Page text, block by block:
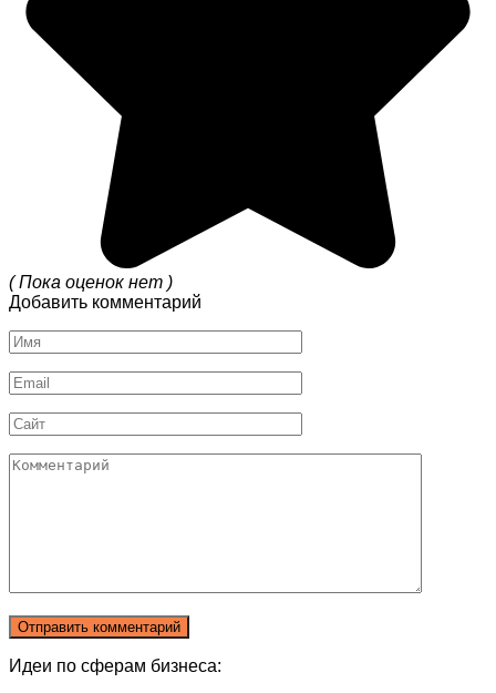
( Пока оценок нет )
Добавить комментарий
Имя
*
Email
*
Сайт
Комментарий
Идеи по сферам бизнеса: